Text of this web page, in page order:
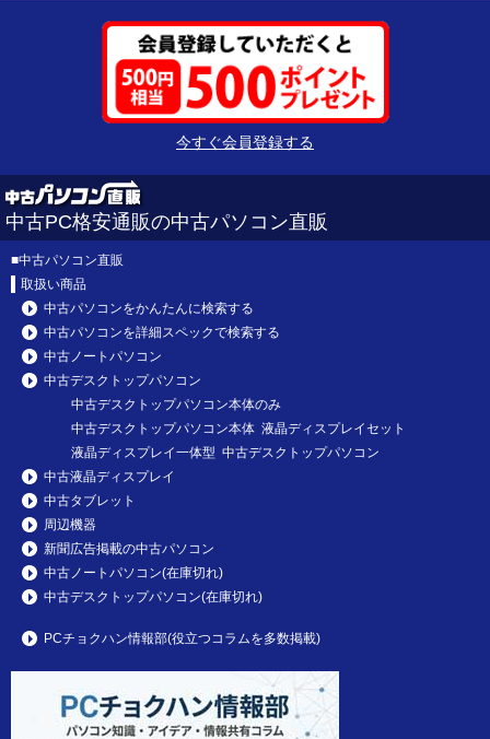
今すぐ会員登録する
中古PC格安通販の中古パソコン直販
■中古パソコン直販
取扱い商品
中古パソコンをかんたんに検索する
中古パソコンを詳細スペックで検索する
中古ノートパソコン
中古デスクトップパソコン
中古デスクトップパソコン本体のみ
中古デスクトップパソコン本体 液晶ディスプレイセット
液晶ディスプレイ一体型 中古デスクトップパソコン
中古液晶ディスプレイ
中古タブレット
周辺機器
新聞広告掲載の中古パソコン
中古ノートパソコン(在庫切れ)
中古デスクトップパソコン(在庫切れ)
PCチョクハン情報部(役立つコラムを多数掲載)